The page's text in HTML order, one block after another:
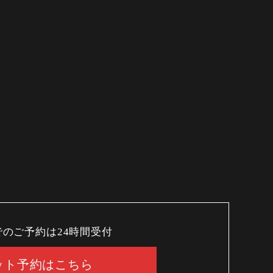
のご予約は24時間受付
ト予約はこちら